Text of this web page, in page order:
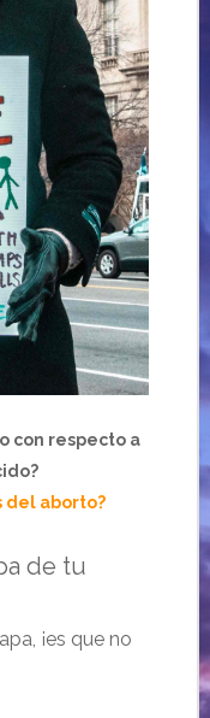
con respecto a
del aborto?
de tu
¡es que no